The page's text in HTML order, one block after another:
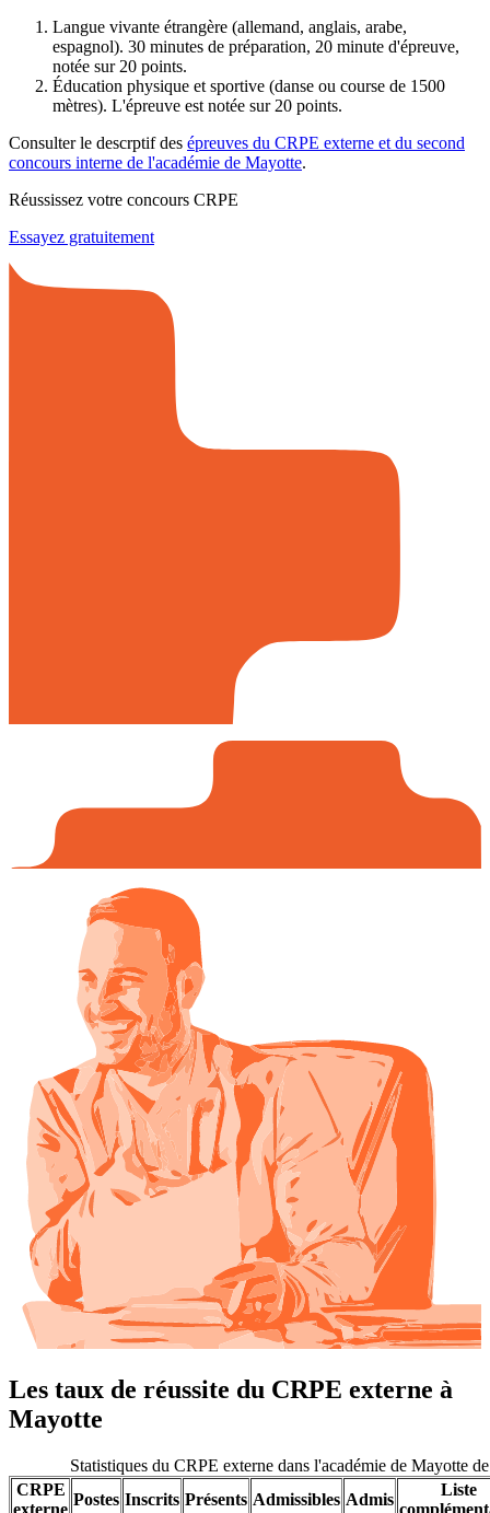
Langue vivante étrangère (allemand, anglais, arabe,
espagnol). 30 minutes de préparation, 20 minute d'épreuve,
notée sur 20 points.
Éducation physique et sportive (danse ou course de 1500
mètres). L'épreuve est notée sur 20 points.
Consulter le descrptif des épreuves du CRPE externe et du second
concours interne de l'académie de Mayotte.
Réussissez votre concours CRPE
Essayez gratuitement
Les taux de réussite du CRPE externe à
Mayotte
Statistiques du CRPE externe dans l'académie de Mayotte
CRPE
externe
Postes Inscrits Présents Admissibles Admis
Liste